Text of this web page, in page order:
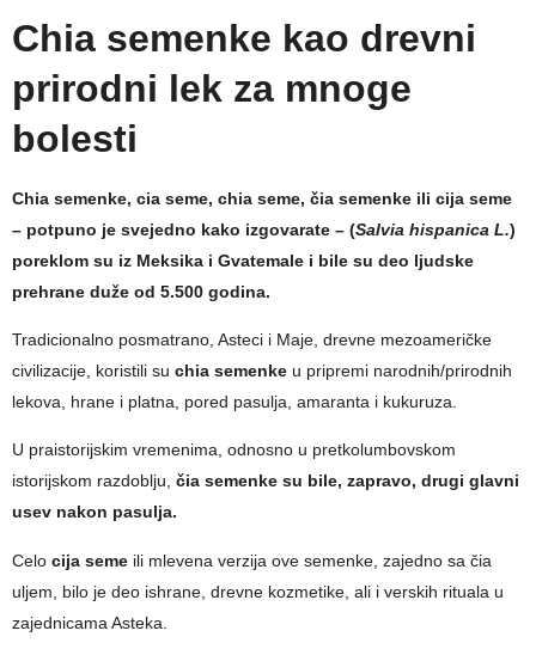
Chia semenke kao drevni
prirodni lek za mnoge
bolesti
Chia semenke, cia seme, chia seme, čia semenke ili cija seme
– potpuno je svejedno kako izgovarate – (Salvia hispanica L.)
poreklom su iz Meksika i Gvatemale i bile su deo ljudske
prehrane duže od 5.500 godina.
Tradicionalno posmatrano, Asteci i Maje, drevne mezoameričke
civilizacije, koristili su chia semenke u pripremi narodnih/prirodnih
lekova, hrane i platna, pored pasulja, amaranta i kukuruza.
U praistorijskim vremenima, odnosno u pretkolumbovskom
istorijskom razdoblju, čia semenke su bile, zapravo, drugi glavni
usev nakon pasulja.
Celo cija seme ili mlevena verzija ove semenke, zajedno sa čia
uljem, bilo je deo ishrane, drevne kozmetike, ali i verskih rituala u
zajednicama Asteka.